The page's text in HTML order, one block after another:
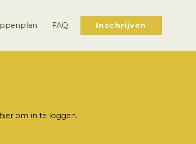
Inschrijven
FAQ
om in te loggen.